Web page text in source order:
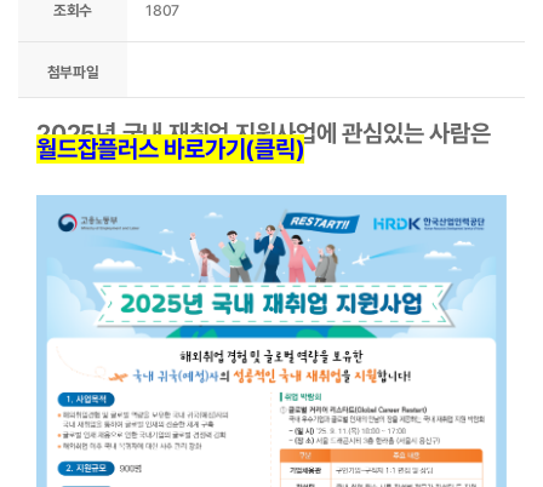
조회수 1807
첨부파일
2025년 국내 재취업 지원사업에 관심있는 사람은
월드잡플러스 바로가기(클릭)